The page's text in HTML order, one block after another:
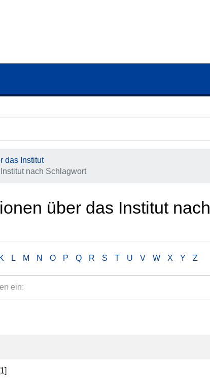
das Institut
nach Schlagwort
über das Institut nach
K L M N O P Q R S T U V W X Y Z